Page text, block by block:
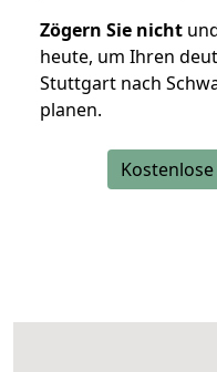
Zögern Sie nicht
heute, um Ihren
Stuttgart nach
planen.